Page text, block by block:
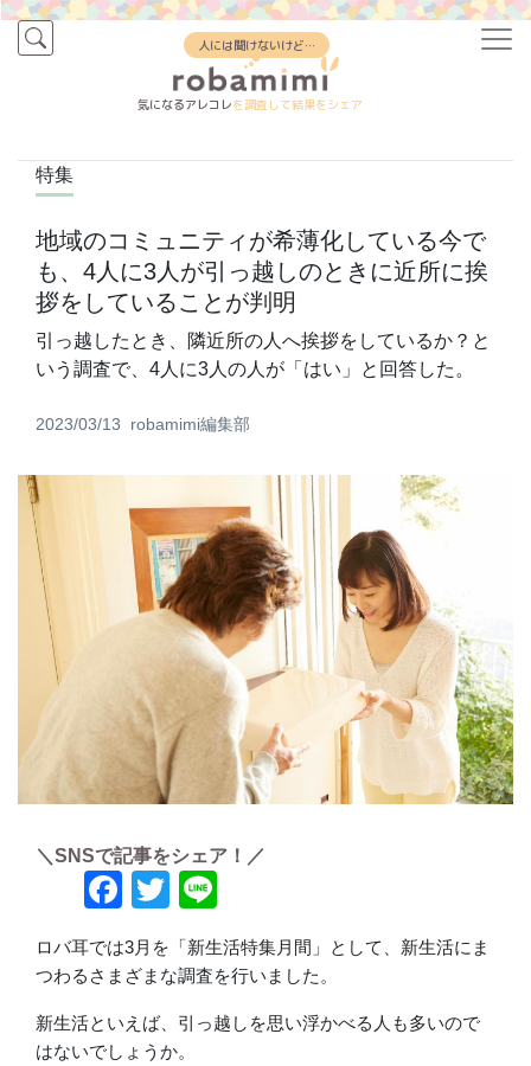
人には聞けないけど…
気になるアレコレを調査して結果をシェア
特集
地域のコミュニティが希薄化している今で
も、4人に3人が引っ越しのときに近所に挨
拶をしていることが判明
引っ越したとき、隣近所の人へ挨拶をしているか？と
いう調査で、4人に3人の人が「はい」と回答した。
2023/03/13 robamimi編集部
＼SNSで記事をシェア！／
Facebook
Twitter
ロバ耳では3月を「新生活特集月間」として、新生活にま
つわるさまざまな調査を行いました。
新生活といえば、引っ越しを思い浮かべる人も多いので
はないでしょうか。